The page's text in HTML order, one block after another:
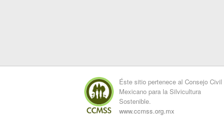
Éste sitio pertenece al Consejo Civil
Mexicano para la Silvicultura
Sostenible.
www.ccmss.org.mx